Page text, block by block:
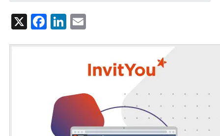
X Facebook
LinkedIn